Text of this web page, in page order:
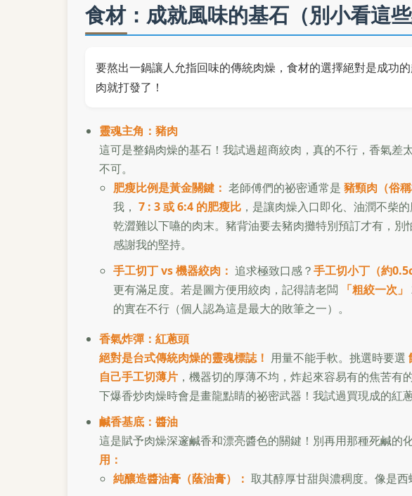
食材：成就風味的基石（別小看這些
要熬出一鍋讓人允指回味的傳統肉燥，食材的選擇絕對是成功
肉就打發了！
靈魂主角：豬肉
這可是整鍋肉燥的基石！我試過超商絞肉，真的不行，香氣差
不可。
肥瘦比例是黃金關鍵： 老師傅們的祕密通常是 豬頸肉（俗
我， 7 : 3 或 6:4 的肥瘦比 ，是讓肉燥入口即化、油潤不柴的
乾澀難以下嚥的肉末。豬背油要去豬肉攤特別預訂才有，別
感謝我的堅持。
手工切丁 vs 機器絞肉： 追求極致口感？手工切小丁（約
更有滿足度。若是圖方便用絞肉，記得請老闆
「粗絞一次」
的實在不行（個人認為這是最大的敗筆之一）。
香氣炸彈：紅蔥頭
絕對是台式傳統肉燥的靈魂標誌！ 用量不能手軟。挑選時要選
自己手工切薄片 ，機器切的厚薄不均，炸起來容易有的焦苦有
下爆香炒肉燥時會是畫龍點睛的祕密武器！我試過買現成的紅
鹹香基底：醬油
這是賦予肉燥深邃鹹香和漂亮醬色的關鍵！別再用那種死鹹的化
用：
純釀造醬油膏（蔭油膏）： 取其醇厚甘甜與濃稠度。像是西